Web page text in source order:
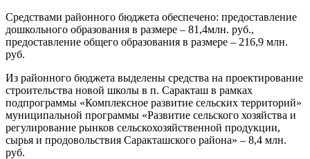
Средствами районного бюджета обеспечено: предоставление
дошкольного образования в размере – 81,4млн. руб.,
предоставление общего образования в размере – 216,9 млн.
руб.
Из районного бюджета выделены средства на проектирование
строительства новой школы в п. Саракташ в рамках
подпрограммы «Комплексное развитие сельских территорий»
муниципальной программы «Развитие сельского хозяйства и
регулирование рынков сельскохозяйственной продукции,
сырья и продовольствия Саракташского района» – 8,4 млн.
руб.